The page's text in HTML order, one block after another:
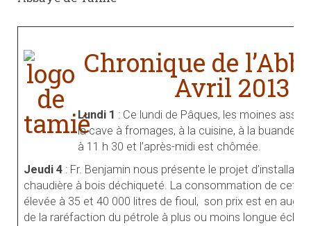
Chronique de
Avril 2013
Lundi 1 : Ce lundi de Pâques, les moines
la cave à fromages, à la cuisine, à la
à 11 h 30 et l’après-midi est chômée.
Jeudi 4 : Fr. Benjamin nous présente le projet
chaudière à bois déchiqueté. La consommation de cette
élevée à 35 et 40 000 litres de fioul, son prix est en
de la raréfaction du pétrole à plus ou moins longue